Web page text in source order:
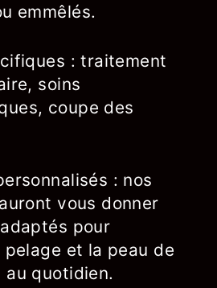
emmêlés.
: traitement
soins
coupe des
: nos
vous donner
pour
et la peau de
au quotidien.